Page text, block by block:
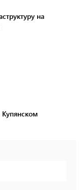
на